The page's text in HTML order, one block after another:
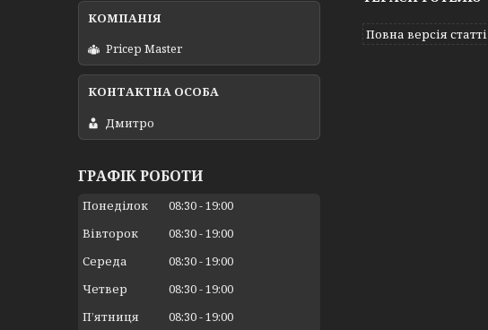
Повна версія статті
Pricep Master
Дмитро
ГРАФІК РОБОТИ
Понеділок 08:30 19:00
Вівторок
08:30 19:00
Середа
08:30 19:00
Четвер
08:30 19:00
Пʼятниця
08:30 19:00